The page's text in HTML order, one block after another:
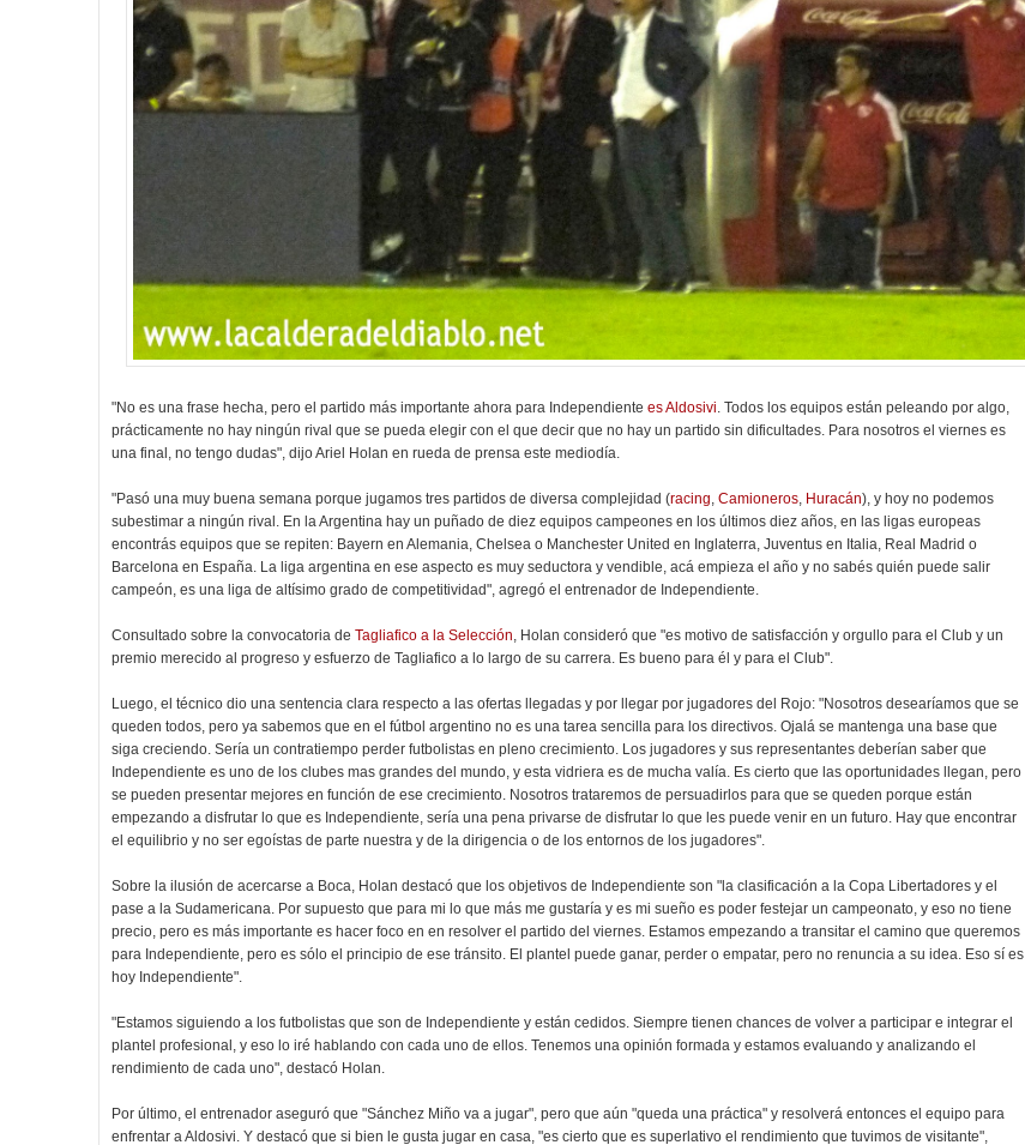
"No es una frase hecha, pero el partido más importante ahora para Independiente es Aldosivi. Todos los equipos están peleando por algo,
prácticamente no hay ningún rival que se pueda elegir con el que decir que no hay un partido sin dificultades. Para nosotros el viernes es
una final, no tengo dudas", dijo Ariel Holan en rueda de prensa este mediodía.
"Pasó una muy buena semana porque jugamos tres partidos de diversa complejidad (racing, Camioneros, Huracán), y hoy no podemos
subestimar a ningún rival. En la Argentina hay un puñado de diez equipos campeones en los últimos diez años, en las ligas europeas
encontrás equipos que se repiten: Bayern en Alemania, Chelsea o Manchester United en Inglaterra, Juventus en Italia, Real Madrid o
Barcelona en España. La liga argentina en ese aspecto es muy seductora y vendible, acá empieza el año y no sabés quién puede salir
campeón, es una liga de altísimo grado de competitividad", agregó el entrenador de Independiente.
Consultado sobre la convocatoria de Tagliafico a la Selección, Holan consideró que "es motivo de satisfacción y orgullo para el Club y un
premio merecido al progreso y esfuerzo de Tagliafico a lo largo de su carrera. Es bueno para él y para el Club".
Luego, el técnico dio una sentencia clara respecto a las ofertas llegadas y por llegar por jugadores del Rojo: "Nosotros desearíamos que se
queden todos, pero ya sabemos que en el fútbol argentino no es una tarea sencilla para los directivos. Ojalá se mantenga una base que
siga creciendo. Sería un contratiempo perder futbolistas en pleno crecimiento. Los jugadores y sus representantes deberían saber que
Independiente es uno de los clubes mas grandes del mundo, y esta vidriera es de mucha valía. Es cierto que las oportunidades llegan, pero
se pueden presentar mejores en función de ese crecimiento. Nosotros trataremos de persuadirlos para que se queden porque están
empezando a disfrutar lo que es Independiente, sería una pena privarse de disfrutar lo que les puede venir en un futuro. Hay que encontrar
el equilibrio y no ser egoístas de parte nuestra y de la dirigencia o de los entornos de los jugadores".
Sobre la ilusión de acercarse a Boca, Holan destacó que los objetivos de Independiente son "la clasificación a la Copa Libertadores y el
pase a la Sudamericana. Por supuesto que para mi lo que más me gustaría y es mi sueño es poder festejar un campeonato, y eso no tiene
precio, pero es más importante es hacer foco en en resolver el partido del viernes. Estamos empezando a transitar el camino que queremos
para Independiente, pero es sólo el principio de ese tránsito. El plantel puede ganar, perder o empatar, pero no renuncia a su idea. Eso sí es
hoy Independiente".
"Estamos siguiendo a los futbolistas que son de Independiente y están cedidos. Siempre tienen chances de volver a participar e integrar el
plantel profesional, y eso lo iré hablando con cada uno de ellos. Tenemos una opinión formada y estamos evaluando y analizando el
rendimiento de cada uno", destacó Holan.
Por último, el entrenador aseguró que "Sánchez Miño va a jugar", pero que aún "queda una práctica" y resolverá entonces el equipo para
enfrentar a Aldosivi. Y destacó que si bien le gusta jugar en casa, "es cierto que es superlativo el rendimiento que tuvimos de visitante",